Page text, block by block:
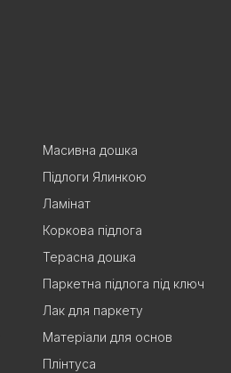
Масивна дошка
Підлоги Ялинкою
Ламінат
Коркова підлога
Терасна дошка
Паркетна підлога під ключ
Лак для паркету
Матеріали для основ
Плінтуса